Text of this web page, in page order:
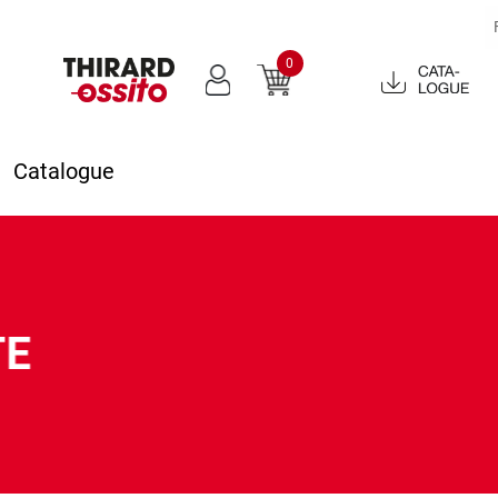
0
Catalogue
2022
Catalogue